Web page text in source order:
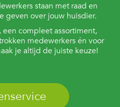
staan met raad en
geven over jouw huisdier.
compleet assortiment,
medewerkers én voor
je altijd de juiste keuze!